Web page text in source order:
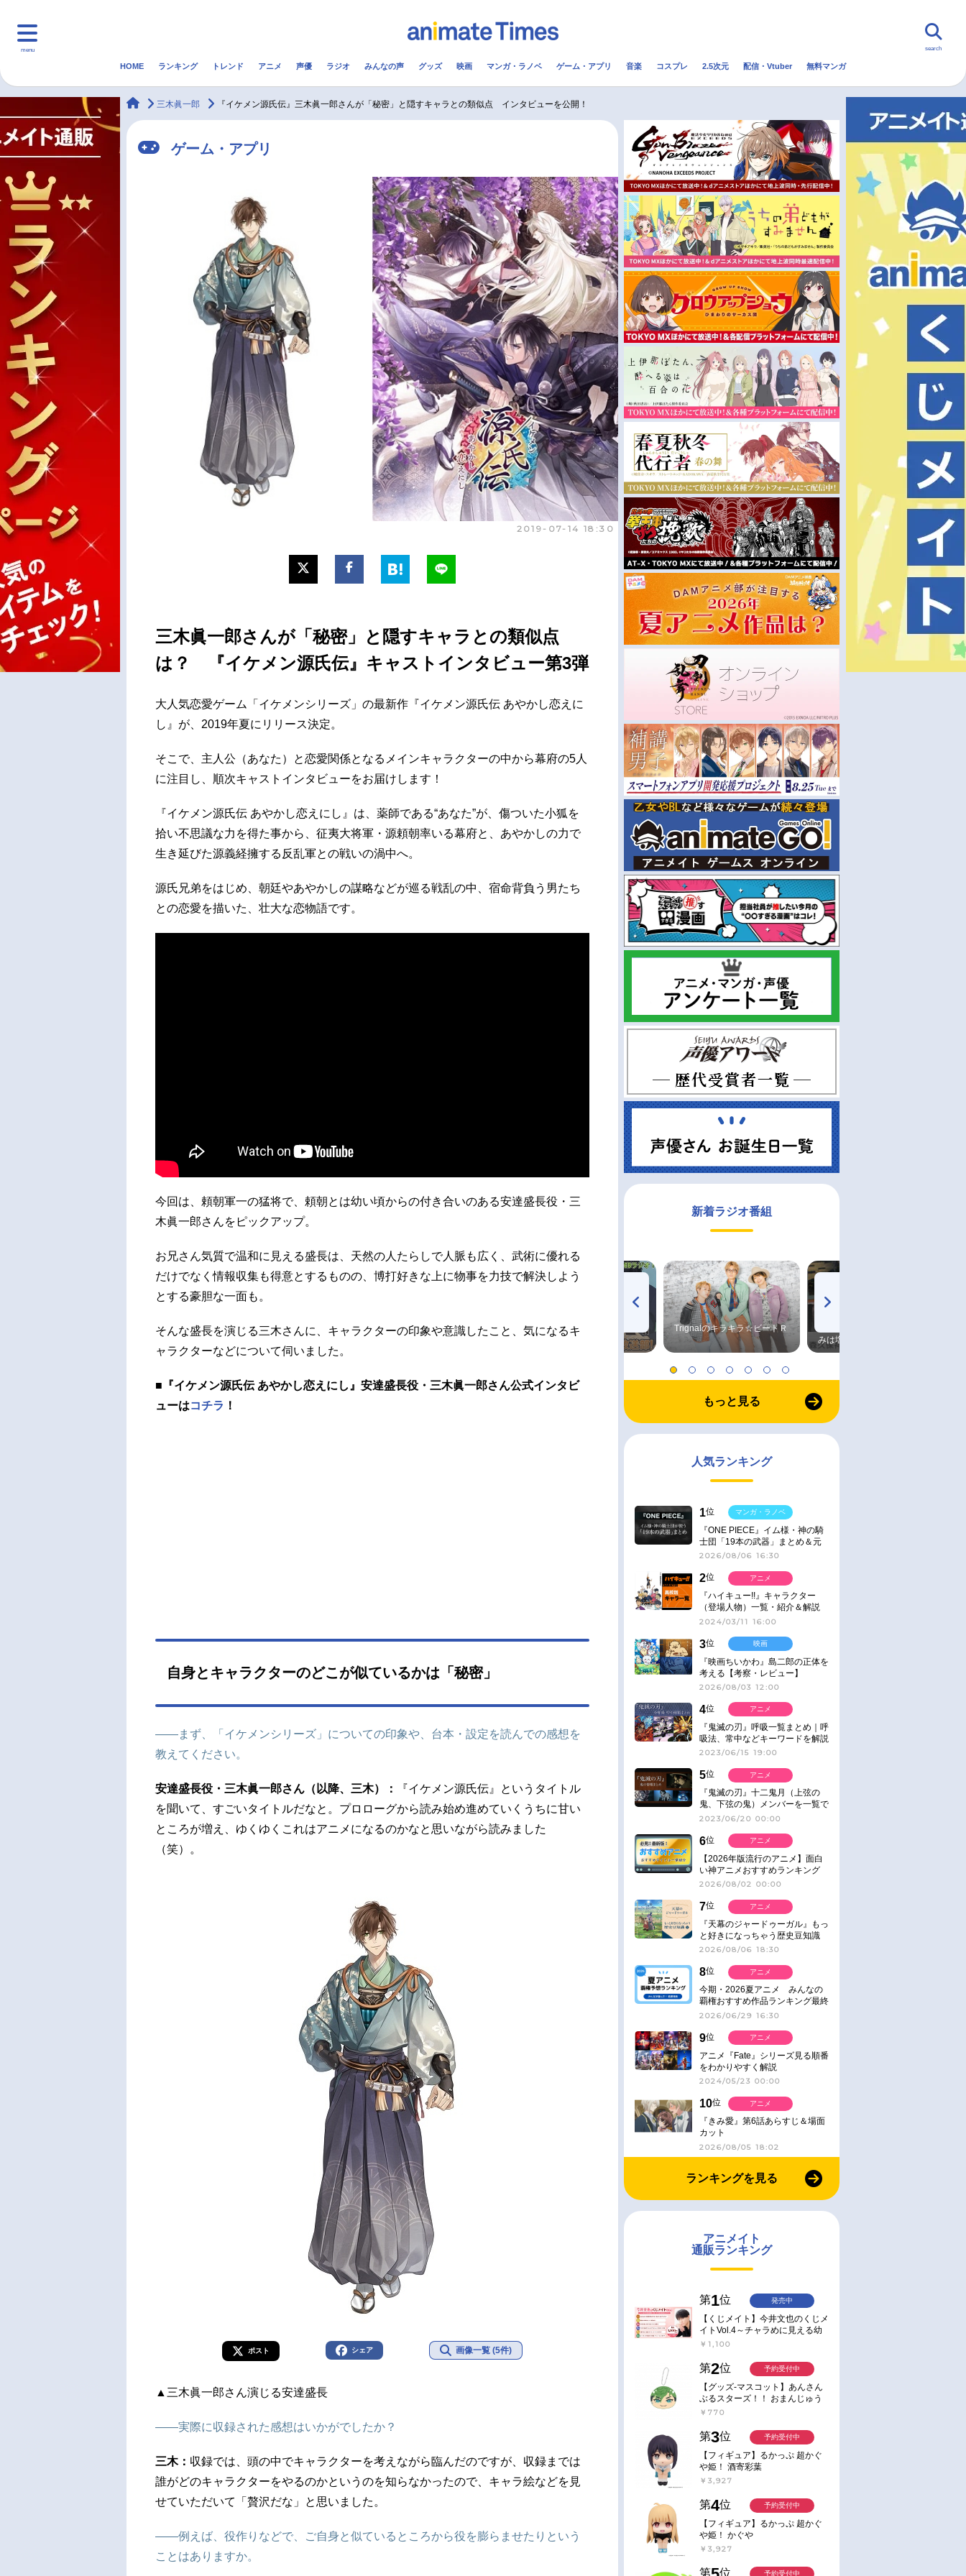
menu
マンガ・ラノベ ゲーム・アプリ 配信・Vtuber トレンド 無料マンガ
アニメ記事一覧
声優記事一覧
アニメ映画一覧
実写化映画一覧
男性声優/女性声優一覧
今期アニメ曜日別一覧
春アニメ
夏アニメ
秋アニメ
冬アニメ
FOLLOW US
search
HOME ランキング トレンド アニメ 声優 ラジオ みんなの声 グッズ 映画 マンガ・ラノベ ゲーム・アプリ 音楽 コスプレ 2.5次元 配信・Vtuber 無料マンガ
animateTimes
三木眞一郎 『イケメン源氏伝』三木眞一郎さんが「秘密」と隠すキャラとの類似点 インタビューを公開！
ゲーム・アプリ
2019-07-14 18:30
三木眞一郎さんが「秘密」と隠すキャラとの類似点
は？ 『イケメン源氏伝』キャストインタビュー第3弾
大人気恋愛ゲーム「イケメンシリーズ」の最新作『イケメン源氏伝 あやかし恋えに
し』が、2019年夏にリリース決定。
そこで、主人公（あなた）と恋愛関係となるメインキャラクターの中から幕府の5人
に注目し、順次キャストインタビューをお届けします！
『イケメン源氏伝 あやかし恋えにし』は、薬師である“あなた”が、傷ついた小狐を
拾い不思議な力を得た事から、征夷大将軍・源頼朝率いる幕府と、あやかしの力で
生き延びた源義経擁する反乱軍との戦いの渦中へ。
源氏兄弟をはじめ、朝廷やあやかしの謀略などが巡る戦乱の中、宿命背負う男たち
との恋愛を描いた、壮大な恋物語です。
今回は、頼朝軍一の猛将で、頼朝とは幼い頃からの付き合いのある安達盛長役・三
木眞一郎さんをピックアップ。
お兄さん気質で温和に見える盛長は、天然の人たらしで人脈も広く、武術に優れる
だけでなく情報収集も得意とするものの、博打好きな上に物事を力技で解決しよう
とする豪胆な一面も。
そんな盛長を演じる三木さんに、キャラクターの印象や意識したこと、気になるキ
ャラクターなどについて伺いました。
■『イケメン源氏伝 あやかし恋えにし』安達盛長役・三木眞一郎さん公式インタビ
ューはコチラ ！
自身とキャラクターのどこが似ているかは「秘密」
――まず、「イケメンシリーズ」についての印象や、台本・設定を読んでの感想を
教えてください。
安達盛長役・三木眞一郎さん（以降、三木）：
『イケメン源氏伝』というタイトル
を聞いて、すごいタイトルだなと。プロローグから読み始め進めていくうちに甘い
ところが増え、ゆくゆくこれはアニメになるのかなと思いながら読みました
（笑）。
ポスト シェア 画像一覧 (5件)
▲三木眞一郎さん演じる安達盛長
――実際に収録された感想はいかがでしたか？
三木： 収録では、頭の中でキャラクターを考えながら臨んだのですが、収録までは
誰がどのキャラクターをやるのかというのを知らなかったので、キャラ絵などを見
せていただいて「贅沢だな」と思いました。
――例えば、役作りなどで、ご自身と似ているところから役を膨らませたりという
ことはありますか。
新着ラジオ番組
TVアニメ『戦隊大失格』
radio 大直会 2nd season
ハイキュー!! 烏野高校放送部! Trignalのキラキラ☆ビートＲ
みは塩だけ
もっと見る
人気ランキング
1位
『ONE PIECE』イム様・神の騎
士団「19本の武器」まとめ＆元
ネタ
2026/08/06 16:30
マンガ・ラノベ
2位
『ハイキュー!!』キャラクター
（登場人物）一覧・紹介＆解説
2024/03/11 16:00
アニメ
3位
『映画ちいかわ』島二郎の正体を
考える【考察・レビュー】
2026/08/03 12:00
映画
4位
『鬼滅の刃』呼吸一覧まとめ｜呼
吸法、常中などキーワードを解説
2023/06/15 19:00
アニメ
5位
『鬼滅の刃』十二鬼月（上弦の
鬼、下弦の鬼）メンバーを一覧で
紹介＆解説（登場鬼の情報まと
2023/06/20 00:00
アニメ
6位
【2026年版流行のアニメ】面白
い神アニメおすすめランキング
【名作・話題作】｜ジャンル別人
2026/08/02 00:00
アニメ
7位
『天幕のジャードゥーガル』もっ
と好きになっちゃう歴史豆知識
2026/08/06 18:30
アニメ
8位
今期・2026夏アニメ みんなの
覇権おすすめ作品ランキング最終
結果発表！
2026/06/29 16:30
アニメ
9位
アニメ『Fate』シリーズ見る順番
をわかりやすく解説
2024/05/23 00:00
アニメ
10位
『きみ愛』第6話あらすじ＆場面
カット
2026/08/05 18:02
アニメ
ランキングを見る
アニメイト
通販ランキング
第1位
【くじメイト】今井文也のくじメ
イトVol.4～チャラめに見える幼
馴染、実は一途で独占欲が強いん
￥1,100
発売中
第2位
【グッズ-マスコット】あんさん
ぶるスターズ！！ おまんじゅう
にぎにぎマスコット ねくすと2
￥770
予約受付中
第3位
【フィギュア】るかっぷ 超かぐ
や姫！ 酒寄彩葉
￥3,927
予約受付中
第4位
【フィギュア】るかっぷ 超かぐ
や姫！ かぐや
￥3,927
予約受付中
第 位 予約受付中